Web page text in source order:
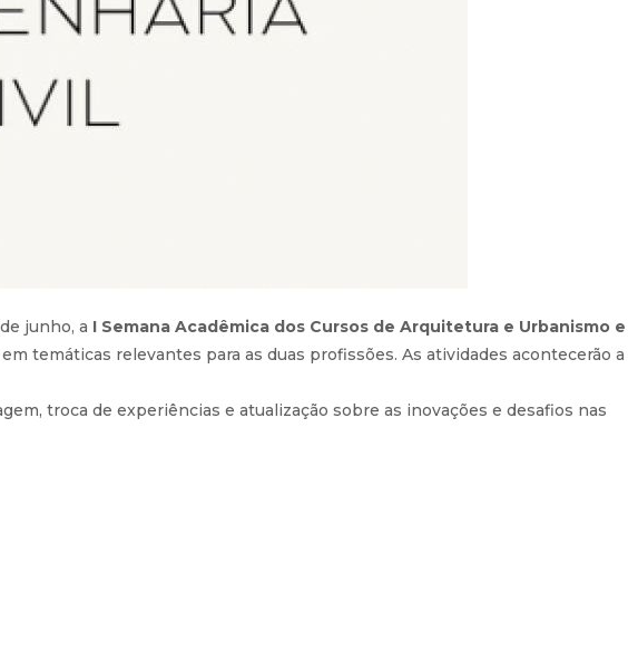
junho, a I Semana Acadêmica dos Cursos de Arquitetura e Urbanismo e
temáticas relevantes para as duas profissões. As atividades acontecerão a
troca de experiências e atualização sobre as inovações e desafios nas